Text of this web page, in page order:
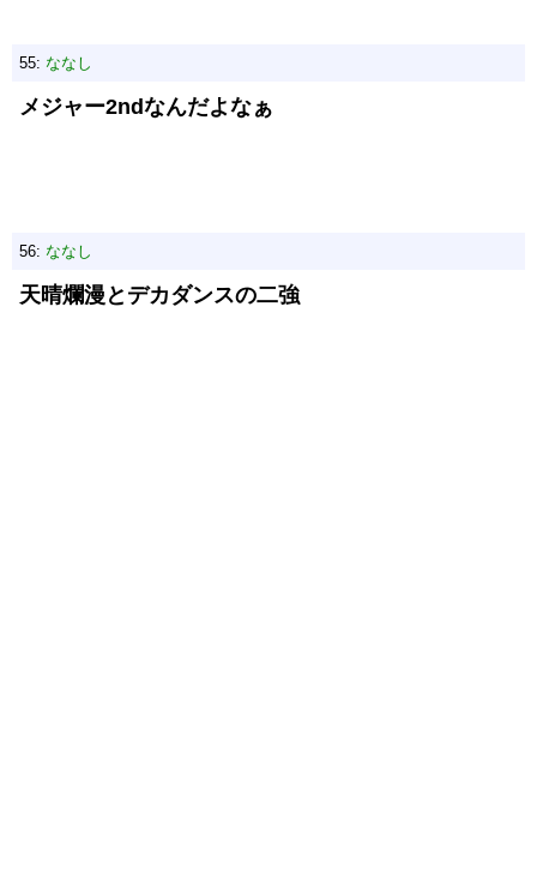
55: ななし
メジャー2ndなんだよなぁ
56: ななし
天晴爛漫とデカダンスの二強